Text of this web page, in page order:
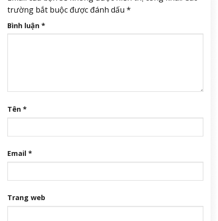
trường bắt buộc được đánh dấu *
Bình luận *
Tên *
Email *
Trang web